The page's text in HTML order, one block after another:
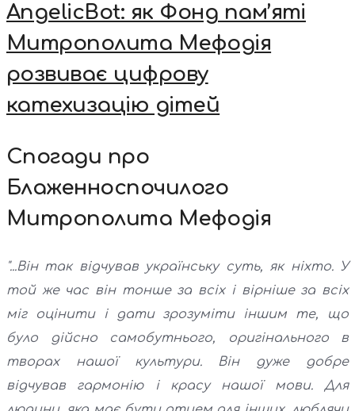
AngelicBot: як Фонд пам’яті
Митрополита Мефодія
розвиває цифрову
катехизацію дітей
Спогади про
Блаженноспочилого
Митрополита Мефодія
"...Він так відчував українську суть, як ніхто. У
той же час він тонше за всіх і вірніше за всіх
міг оцінити і дати зрозуміти іншим те, що
було дійсно самобутнього, оригінального в
творах нашої культури. Він дуже добре
відчував гармонію і красу нашої мови. Для